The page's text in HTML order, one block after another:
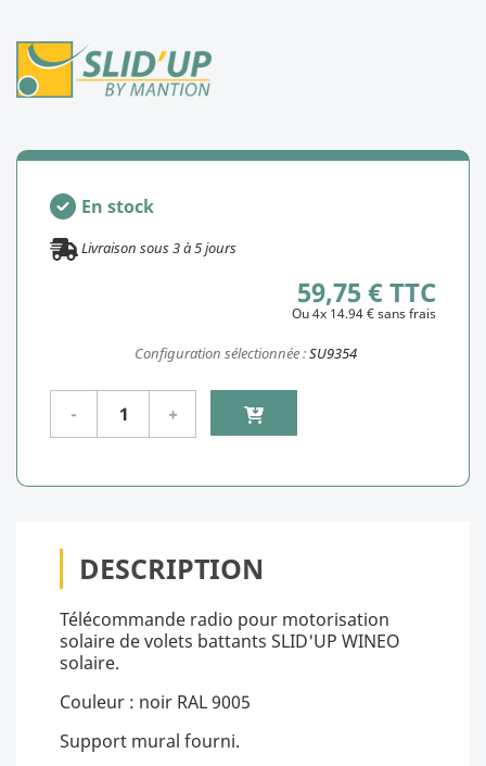
En stock
Livraison sous3à5jours
59,75 € TTC
Ou 4x 14.94 € sans frais
Configuration sélectionnée :SU9354
DESCRIPTION
Télécommande radio pour motorisation
solaire de volets battants SLID'UP WINEO
solaire.
Couleur : noir RAL 9005
Support mural fourni.